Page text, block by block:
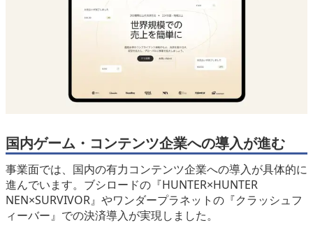
国内ゲーム・コンテンツ企業への導入が進む
事業面では、国内の有力コンテンツ企業への導入が具体的に
進んでいます。ブシロードの『HUNTER×HUNTER
NEN×SURVIVOR』やワンダープラネットの『クラッシュフ
ィーバー』での決済導入が実現しました。